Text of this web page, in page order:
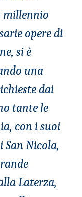
millennio
opere di
si è
una
dai
tante le
con i suoi
Nicola,
Laterza,